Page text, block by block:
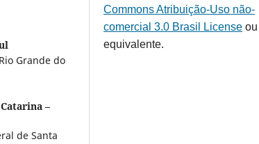
Grande do
–
de Santa
Commons Atribuição-Uso não-
comercial 3.0 Brasil License
equivalente.